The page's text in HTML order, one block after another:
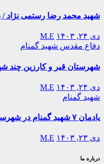
شهید محمد رضا رستمی نژاد /
دی ۲۴, ۱۴۰۳
M.E
دفاع مقدس شهید گمنام
شهرستان قیر و کارزین چند
دی ۲۴, ۱۴۰۳
M.E
شهید گمنام
یادمان ۷ شهید گمنام در شهرستان قیروکارزین / در کمیل مدیا ببینید
دی ۲۳, ۱۴۰۳ M.E
درباره ما